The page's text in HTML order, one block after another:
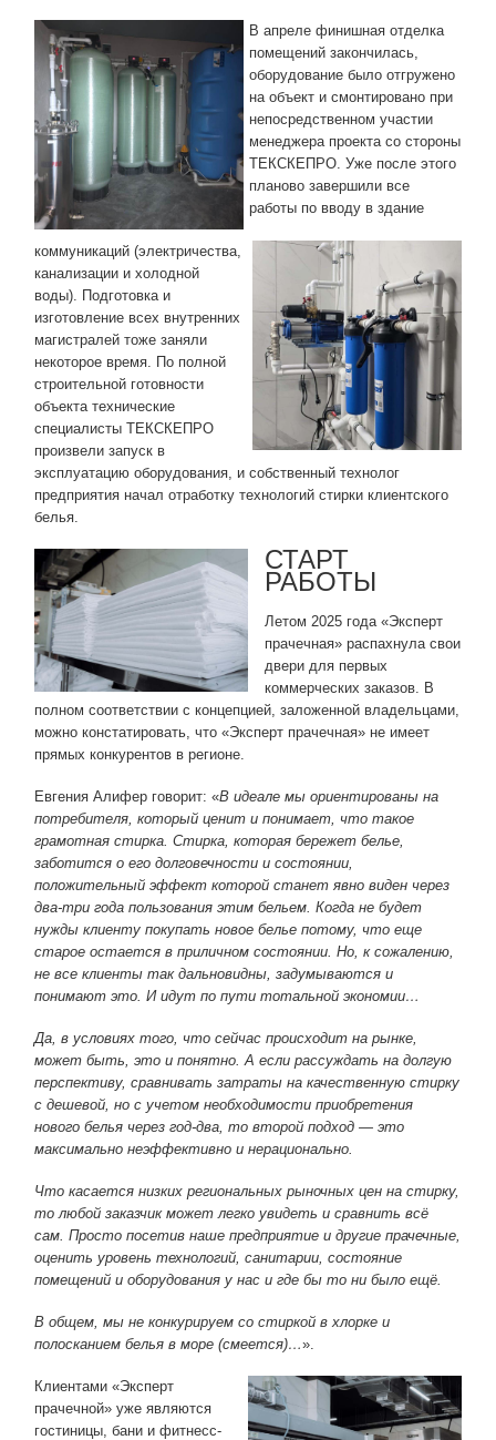
В апреле финишная отделка
помещений закончилась,
оборудование было отгружено
на объект и смонтировано при
непосредственном участии
менеджера проекта со стороны
ТЕКСКЕПРО. Уже после этого
планово завершили все
работы по вводу в здание
коммуникаций (электричества,
канализации и холодной
воды). Подготовка и
изготовление всех внутренних
магистралей тоже заняли
некоторое время. По полной
строительной готовности
объекта технические
специалисты ТЕКСКЕПРО
произвели запуск в
эксплуатацию оборудования, и собственный технолог
предприятия начал отработку технологий стирки клиентского
белья.
СТАРТ
РАБОТЫ
Летом 2025 года «Эксперт
прачечная» распахнула свои
двери для первых
коммерческих заказов. В
полном соответствии с концепцией, заложенной владельцами,
можно констатировать, что «Эксперт прачечная» не имеет
прямых конкурентов в регионе.
Евгения Алифер говорит: «В идеале мы ориентированы на
потребителя, который ценит и понимает, что такое
грамотная стирка. Стирка, которая бережет белье,
заботится о его долговечности и состоянии,
положительный эффект которой станет явно виден через
два-три года пользования этим бельем. Когда не будет
нужды клиенту покупать новое белье потому, что еще
старое остается в приличном состоянии. Но, к сожалению,
не все клиенты так дальновидны, задумываются и
понимают это. И идут по пути тотальной экономии…
Да, в условиях того, что сейчас происходит на рынке,
может быть, это и понятно. А если рассуждать на долгую
перспективу, сравнивать затраты на качественную стирку
с дешевой, но с учетом необходимости приобретения
нового белья через год-два, то второй подход — это
максимально неэффективно и нерационально.
Что касается низких региональных рыночных цен на стирку,
то любой заказчик может легко увидеть и сравнить всё
сам. Просто посетив наше предприятие и другие прачечные,
оценить уровень технологий, санитарии, состояние
помещений и оборудования у нас и где бы то ни было ещё.
В общем, мы не конкурируем со стиркой в хлорке и
полосканием белья в море (смеется)…».
Клиентами «Эксперт
прачечной» уже являются
гостиницы, бани и фитнесс-